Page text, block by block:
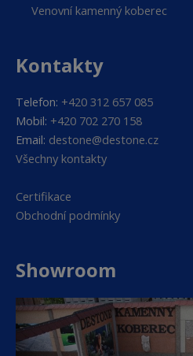
Venovní kamenný koberec
Kontakty
Telefon: +420 312 657 085
Mobil: +420 702 270 158
Email: destone@destone.cz
Všechny kontakty
Certifikace
Obchodní podmínky
Showroom